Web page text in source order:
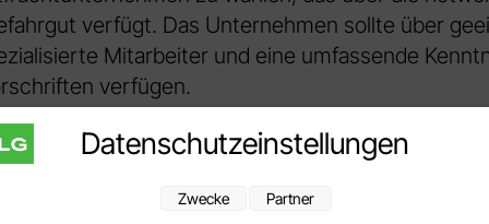
verfügt. Das Unternehmen sollte über
Mitarbeiter und eine umfassende
verfügen.
Bevor das Gefahrgut an Bord eines
Sicherheitskontrollen. Diese Kontrollen
und zu minimieren. Sie umfassen
Datenschutzeinstellungen
Zwecke Partner